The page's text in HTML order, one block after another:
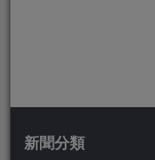
新聞分類